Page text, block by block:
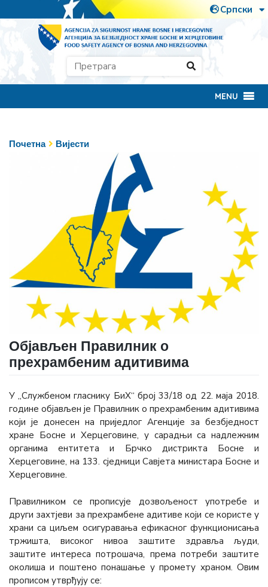
MENU
Почетна Вијести
Објављен Правилник о
прехрамбеним адитивима
У „Службеном гласнику БиХ“ број 33/18 од 22. маја 2018.
године објављен је Правилник о прехрамбеним адитивима
који је донесен на приједлог Агенције за безбједност
хране Босне и Херцеговине, у сарадњи са надлежним
органима ентитета и Брчко дистрикта Босне и
Херцеговине, на 133. сједници Савјета министара Босне и
Херцеговине.
Правилником се прописује дозвољеност употребе и
други захтјеви за прехрамбене адитиве који се користе у
храни са циљем осигуравања ефикасног функционисања
тржишта, високог нивоа заштите здравља људи,
заштите интереса потрошача, према потреби заштите
околиша и поштено понашање у промету храном. Овим
прописом утврђују се: